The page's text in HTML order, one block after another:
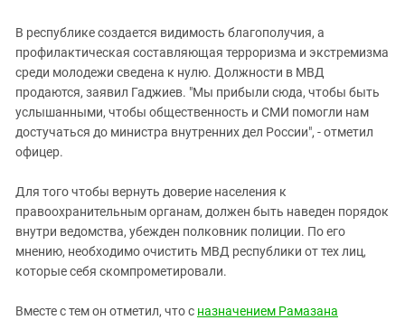
В республике создается видимость благополучия, а
профилактическая составляющая терроризма и экстремизма
среди молодежи сведена к нулю. Должности в МВД
продаются, заявил Гаджиев. "Мы прибыли сюда, чтобы быть
услышанными, чтобы общественность и СМИ помогли нам
достучаться до министра внутренних дел России", - отметил
офицер.
Для того чтобы вернуть доверие населения к
правоохранительным органам, должен быть наведен порядок
внутри ведомства, убежден полковник полиции. По его
мнению, необходимо очистить МВД республики от тех лиц,
которые себя скомпрометировали.
Вместе с тем он отметил, что с назначением Рамазана